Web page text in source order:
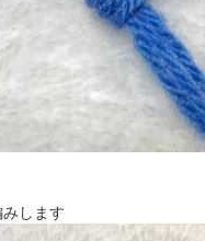
します